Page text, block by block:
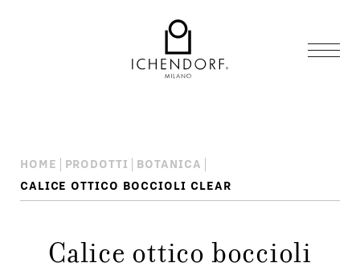
HOME PRODOTTI
BOTANICA
CALICE OTTICO BOCCIOLI CLEAR
Calice ottico boccioli